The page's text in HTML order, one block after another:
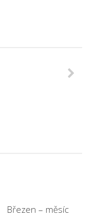
Březen – měsíc